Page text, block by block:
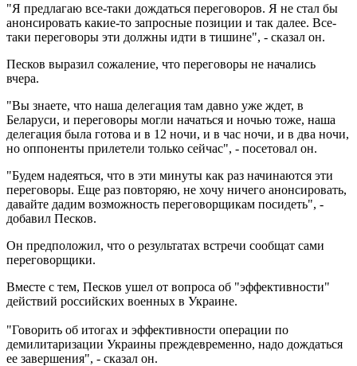
"Я предлагаю все-таки дождаться переговоров. Я не стал бы
анонсировать какие-то запросные позиции и так далее. Все-
таки переговоры эти должны идти в тишине", - сказал он.
Песков выразил сожаление, что переговоры не начались
вчера.
"Вы знаете, что наша делегация там давно уже ждет, в
Беларуси, и переговоры могли начаться и ночью тоже, наша
делегация была готова и в 12 ночи, и в час ночи, и в два ночи,
но оппоненты прилетели только сейчас", - посетовал он.
"Будем надеяться, что в эти минуты как раз начинаются эти
переговоры. Еще раз повторяю, не хочу ничего анонсировать,
давайте дадим возможность переговорщикам посидеть", -
добавил Песков.
Он предположил, что о результатах встречи сообщат сами
переговорщики.
Вместе с тем, Песков ушел от вопроса об "эффективности"
действий российских военных в Украине.
"Говорить об итогах и эффективности операции по
демилитаризации Украины преждевременно, надо дождаться
ее завершения", - сказал он.